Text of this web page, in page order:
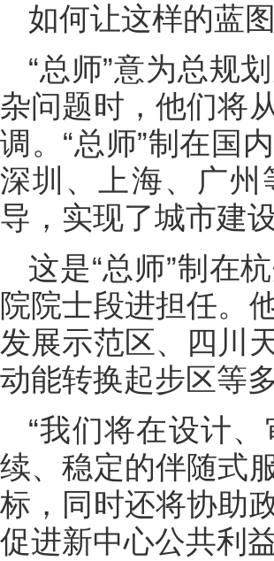
如何让这样的蓝
“总师”意为总规
杂问题时，他们将
调。“总师”制在国
深圳、上海、广州
导，实现了城市建
这是“总师”制在
院院士段进担任。
发展示范区、四川
动能转换起步区等
“我们将在设计
续、稳定的伴随式
标，同时还将协助
促进新中心公共利